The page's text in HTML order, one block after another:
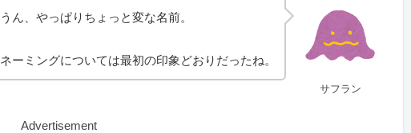
サフラン
うん、やっぱりちょっと変な名前。
ネーミングについては最初の印象どおりだったね。
Advertisement